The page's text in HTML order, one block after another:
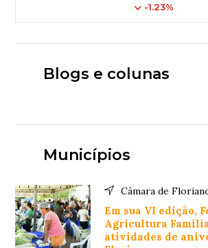
-1.23%
Blogs e colunas
Municípios
Câmara de
Em sua VI edição,
Agricultura
atividades de